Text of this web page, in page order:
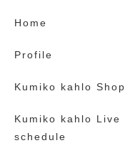
Home
Profile
Kumiko kahlo Shop
Kumiko kahlo Live
schedule